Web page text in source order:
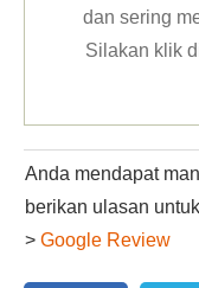
dan sering
Silakan klik
Anda mendapat
berikan ulasan
> Google Review